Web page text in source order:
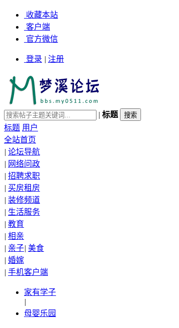
收藏本站
客户端
官方微信
登录 | 注册
| 标题
标题 用户
全站首页
| 论坛导航
| 网络问政
| 招聘求职
| 买房租房
| 装修频道
| 生活服务
| 教育
| 相亲
| 亲子| 美食
| 婚嫁
| 手机客户端
家有学子
|
母婴乐园